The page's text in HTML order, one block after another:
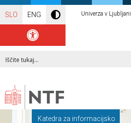
SLO ENG Univerza v Ljubljani
Katedra za informacijsko